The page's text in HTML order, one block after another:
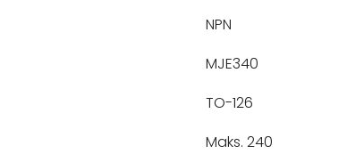
NPN
MJE340
TO-126
Maks. 240